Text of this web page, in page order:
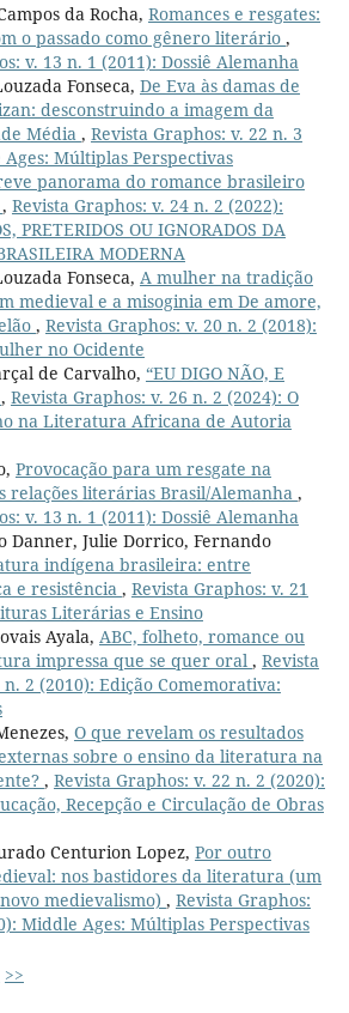
da Rocha, Romances e resgates:
o passado como gênero literário ,
v. 13 n. 1 (2011): Dossiê Alemanha
Fonseca, De Eva às damas de
desconstruindo a imagem da
Média , Revista Graphos: v. 22 n. 3
Múltiplas Perspectivas
panorama do romance brasileiro
, Revista Graphos: v. 24 n. 2 (2022):
PRETERIDOS OU IGNORADOS DA
MODERNA
Fonseca, A mulher na tradição
medieval e a misoginia em De amore,
, Revista Graphos: v. 20 n. 2 (2018):
no Ocidente
de Carvalho, “EU DIGO NÃO, E
, Revista Graphos: v. 26 n. 2 (2024): O
na Literatura Africana de Autoria
Provocação para um resgate na
relações literárias Brasil/Alemanha ,
v. 13 n. 1 (2011): Dossiê Alemanha
Danner, Julie Dorrico, Fernando
indígena brasileira: entre
e resistência , Revista Graphos: v. 21
Literárias e Ensino
Ayala, ABC, folheto, romance ou
impressa que se quer oral , Revista
2 (2010): Edição Comemorativa:
O que revelam os resultados
sobre o ensino da literatura na
, Revista Graphos: v. 22 n. 2 (2020):
Recepção e Circulação de Obras
Centurion Lopez, Por outro
nos bastidores da literatura (um
medievalismo) , Revista Graphos:
Middle Ages: Múltiplas Perspectivas
>>